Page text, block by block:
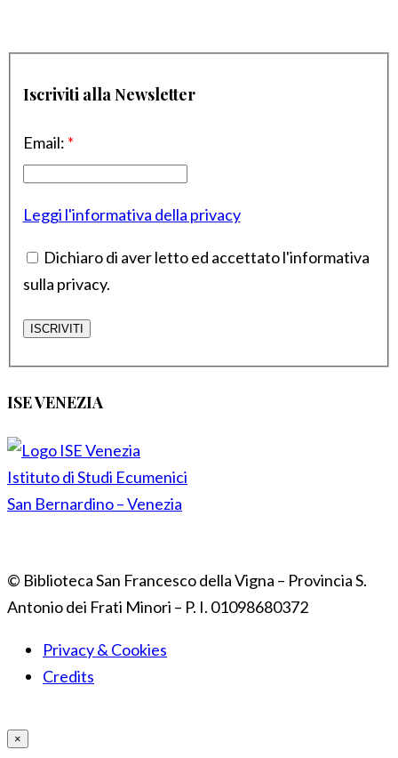
Iscriviti alla Newsletter
Email: *
Leggi l'informativa della privacy
Dichiaro di aver letto ed accettato l'informativa
sulla privacy.
ISE VENEZIA
Istituto di Studi Ecumenici
San Bernardino – Venezia
© Biblioteca San Francesco della Vigna – Provincia S.
Antonio dei Frati Minori – P. I. 01098680372
Privacy & Cookies
Credits
×